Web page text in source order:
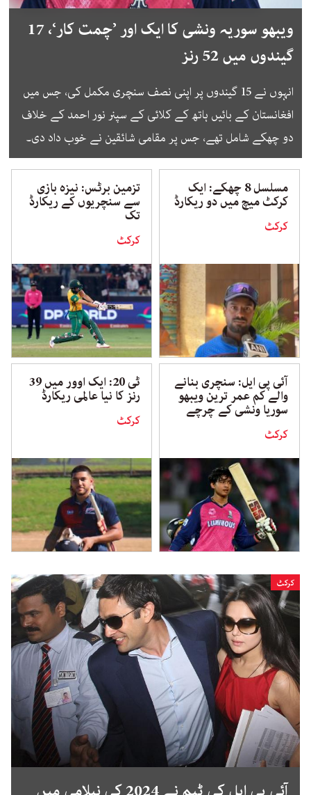
ویبھو سوریہ ونشی کا ایک اور ’چمت کار‘، 17
گیندوں میں 52 رنز
انہوں نے 15 گیندوں پر اپنی نصف سنچری مکمل کی، جس میں
افغانستان کے بائیں ہاتھ کے کلائی کے سپنر نور احمد کے خلاف
دو چھکے شامل تھے، جس پر مقامی شائقین نے خوب داد دی۔
مسلسل 8 چھکے: ایک
کرکٹ میچ میں دو ریکارڈ
کرکٹ
تزمین برٹس: نیزہ بازی
سے سنچریوں کے ریکارڈ
تک
کرکٹ
آئی پی ایل: سنچری بنانے
والے کم عمر ترین ویبھو
سوریا ونشی کے چرچے
کرکٹ
ٹی 20: ایک اوور میں 39
رنز کا نیا عالمی ریکارڈ
کرکٹ
کرکٹ